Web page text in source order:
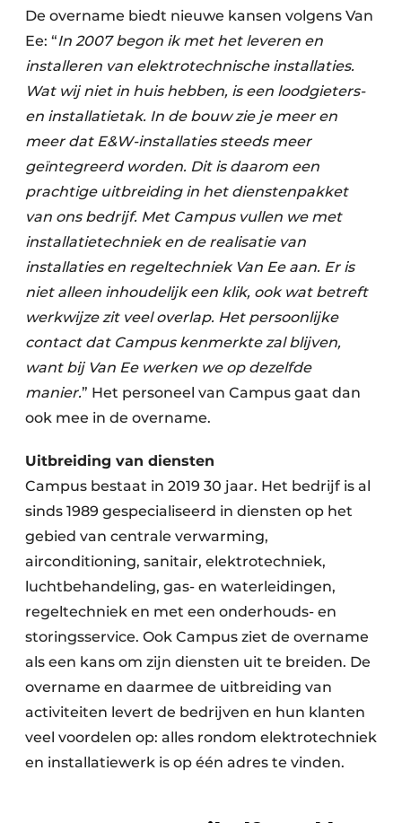
De overname biedt nieuwe kansen volgens Van
Ee: “In 2007 begon ik met het leveren en
installeren van elektrotechnische installaties.
Wat wij niet in huis hebben, is een loodgieters-
en installatietak. In de bouw zie je meer en
meer dat E&W-installaties steeds meer
geïntegreerd worden. Dit is daarom een
prachtige uitbreiding in het dienstenpakket
van ons bedrijf. Met Campus vullen we met
installatietechniek en de realisatie van
installaties en regeltechniek Van Ee aan. Er is
niet alleen inhoudelijk een klik, ook wat betreft
werkwijze zit veel overlap. Het persoonlijke
contact dat Campus kenmerkte zal blijven,
want bij Van Ee werken we op dezelfde
manier.” Het personeel van Campus gaat dan
ook mee in de overname.
Uitbreiding van diensten
Campus bestaat in 2019 30 jaar. Het bedrijf is al
sinds 1989 gespecialiseerd in diensten op het
gebied van centrale verwarming,
airconditioning, sanitair, elektrotechniek,
luchtbehandeling, gas- en waterleidingen,
regeltechniek en met een onderhouds- en
storingsservice. Ook Campus ziet de overname
als een kans om zijn diensten uit te breiden. De
overname en daarmee de uitbreiding van
activiteiten levert de bedrijven en hun klanten
veel voordelen op: alles rondom elektrotechniek
en installatiewerk is op één adres te vinden.